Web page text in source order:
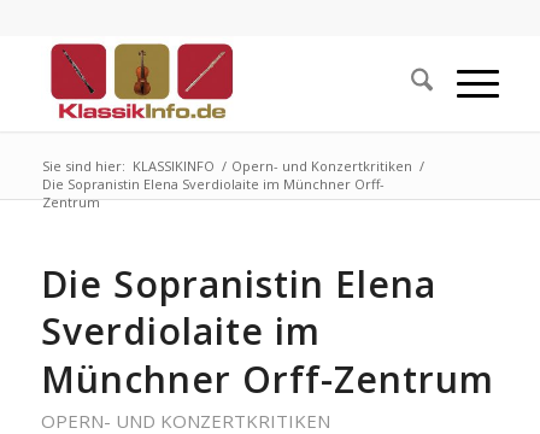
Sie sind hier: KLASSIKINFO / Opern- und Konzertkritiken /
Die Sopranistin Elena Sverdiolaite im Münchner Orff-
Zentrum
Die Sopranistin Elena
Sverdiolaite im
Münchner Orff-Zentrum
OPERN- UND KONZERTKRITIKEN